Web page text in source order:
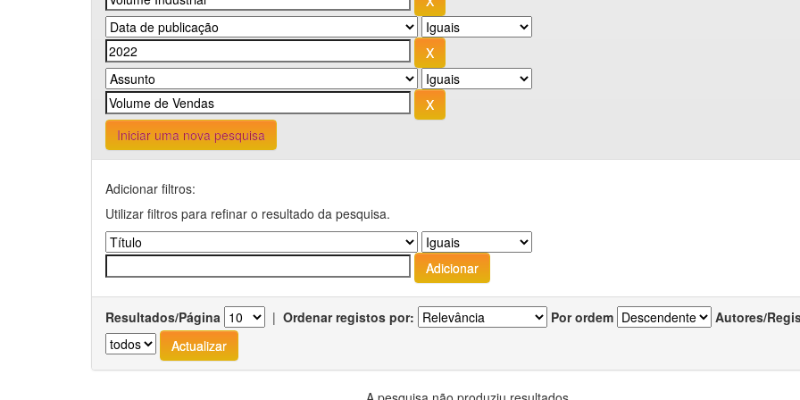
Iniciar uma nova pesquisa
Adicionar filtros:
Utilizar filtros para refinar o resultado da pesquisa.
Resultados/Página | Ordenar registos por: Por ordem Autores/